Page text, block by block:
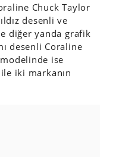
Chuck Taylor
desenli ve
diğer yanda grafik
desenli Coraline
ise
iki markanın